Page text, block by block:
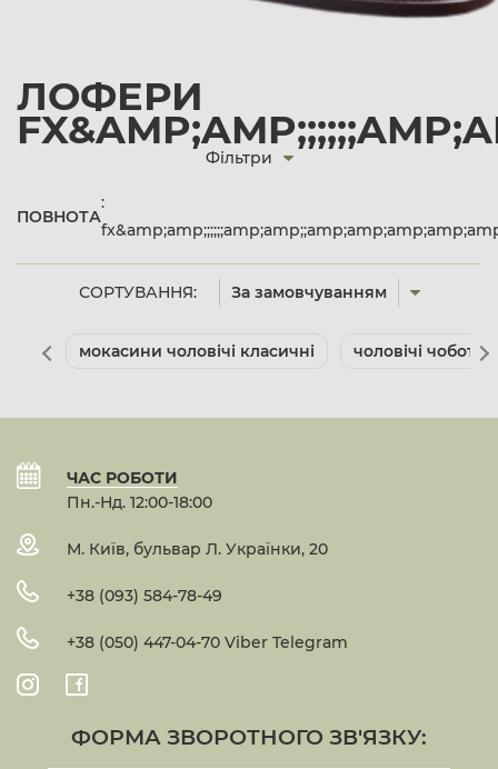
ЛОФЕРИ
СОРТУВАННЯ: За замовчуванням
Фільтри
ПОВНОТА
:
мокасини чоловічі класичні чоловічі чоботи
ЧАС РОБОТИ
Пн.-Нд. 12:00-18:00
М. Київ, бульвар Л. Українки, 20
+38 (093) 584-78-49
+38 (050) 447-04-70 Viber Telegram
ФОРМА ЗВОРОТНОГО ЗВ'ЯЗКУ: